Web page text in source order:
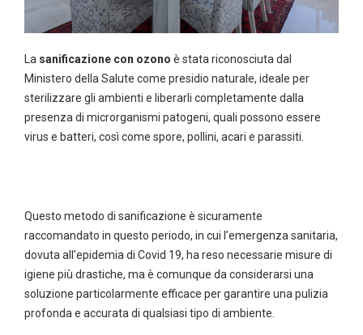
La sanificazione con ozono è stata riconosciuta dal
Ministero della Salute come presidio naturale, ideale per
sterilizzare gli ambienti e liberarli completamente dalla
presenza di microrganismi patogeni, quali possono essere
virus e batteri, così come spore, pollini, acari e parassiti.
Questo metodo di sanificazione è sicuramente
raccomandato in questo periodo, in cui l’emergenza sanitaria,
dovuta all’epidemia di Covid 19, ha reso necessarie misure di
igiene più drastiche, ma è comunque da considerarsi una
soluzione particolarmente efficace per garantire una pulizia
profonda e accurata di qualsiasi tipo di ambiente.